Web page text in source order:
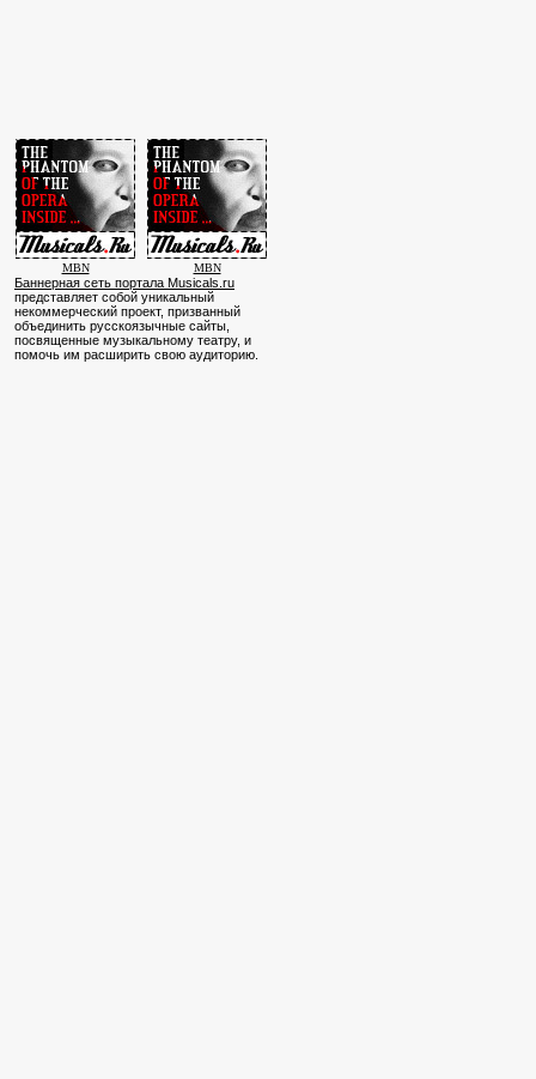
MBN MBN
Баннерная сеть портала Musicals.ru
представляет собой уникальный
некоммерческий проект, призванный
объединить русскоязычные сайты,
посвященные музыкальному театру, и
помочь им расширить свою аудиторию.